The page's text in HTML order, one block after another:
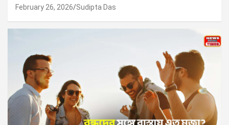
February 26, 2026 Sudipta Das